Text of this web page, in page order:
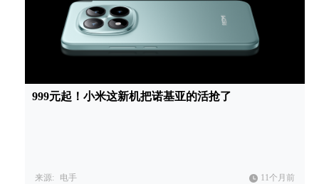
999元起！小米这新机把诺基亚的活抢了
来源: 电手 11个月前